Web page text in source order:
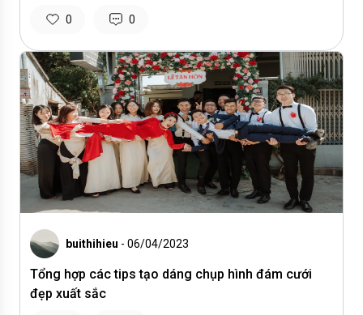
0 0
buithihieu - 06/04/2023
Tổng hợp các tips tạo dáng chụp hình đám cưới
đẹp xuất sắc